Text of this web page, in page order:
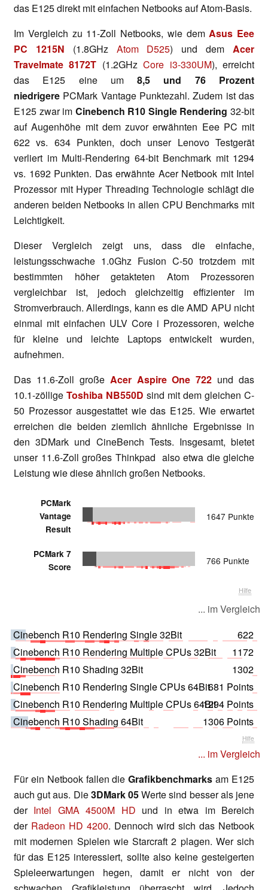
das E125 direkt mit einfachen Netbooks auf Atom-Basis.
Im Vergleich zu 11-Zoll Netbooks, wie demAsus Eee
PC 1215N
(1.8GHz Atom D525) und demAcer
Travelmate 8172T (1.2GHzCore i3-330UM), erreicht
das E125 eine um8,5 und 76 Prozent
niedrigere PCMark Vantage Punktezahl. Zudem ist das
E125 zwar im Cinebench R10 Single Rendering32-bit
auf Augenhöhe mit dem zuvor erwähnten Eee PC mit
622 vs. 634 Punkten, doch unser Lenovo Testgerät
verliert im Multi-Rendering 64-bit Benchmark mit 1294
vs. 1692 Punkten. Das erwähnte Acer Netbook mit Intel
Prozessor mit Hyper Threading Technologie schlägt die
anderen beiden Netbooks in allen CPU Benchmarks mit
Leichtigkeit.
Dieser Vergleich zeigt uns, dass die einfache,
leistungsschwache 1.0Ghz Fusion C-50 trotzdem mit
bestimmten höher getakteten Atom Prozessoren
vergleichbar ist, jedoch gleichzeitig effizienter im
Stromverbrauch. Allerdings, kann es die AMD APU nicht
einmal mit einfachen ULV Core i Prozessoren, welche
für kleine und leichte Laptops entwickelt wurden,
aufnehmen.
Das 11.6-Zoll große Acer Aspire One 722 und das
10.1-zöllige Toshiba NB550D sind mit dem gleichen C-
50 Prozessor ausgestattet wie das E125. Wie erwartet
erreichen die beiden ziemlich ähnliche Ergebnisse in
den 3DMark und CineBench Tests. Insgesamt, bietet
unser 11.6-Zoll großes Thinkpad also etwa die gleiche
Leistung wie diese ähnlich großen Netbooks.
PCMark
Vantage
Result
1647 Punkte
PCMark 7
Score
766 Punkte
Hilfe
... im Vergleich
Cinebench R10 Rendering Single 32Bit
622
Cinebench R10 Rendering Multiple CPUs 32Bit
1172
Cinebench R10 Shading 32Bit
1302
Cinebench R10 Rendering Single CPUs 64Bit681 Points
Cinebench R10 Rendering Multiple CPUs 64Bit1294 Points
Cinebench R10 Shading 64Bit
1306 Points
Hilfe
... im Vergleich
Für ein Netbook fallen dieGrafikbenchmarks am E125
auch gut aus. Die3DMark 05Werte sind besser als jene
der Intel GMA 4500M HD und in etwa im Bereich
der Radeon HD 4200. Dennoch wird sich das Netbook
mit modernen Spielen wie Starcraft 2 plagen. Wer sich
für das E125 interessiert, sollte also keine gesteigerten
Spieleerwartungen hegen, damit er nicht von der